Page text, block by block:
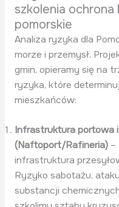
szkolenia
pomorskie
Analiza ryzyka dla
morze i przemysł.
gmin, opieramy się na
ryzyka, które
mieszkańców:
Infrastruktura portowa
(Naftoport/Rafineria)–
infrastruktura
Ryzyko sabotażu,
substancji